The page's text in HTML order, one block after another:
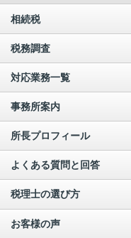
相続税
税務調査
対応業務一覧
事務所案内
所長プロフィール
よくある質問と回答
税理士の選び方
お客様の声